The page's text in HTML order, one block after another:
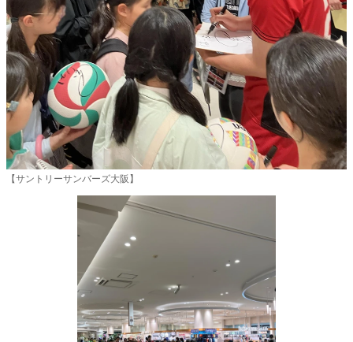
【サントリーサンバーズ大阪】